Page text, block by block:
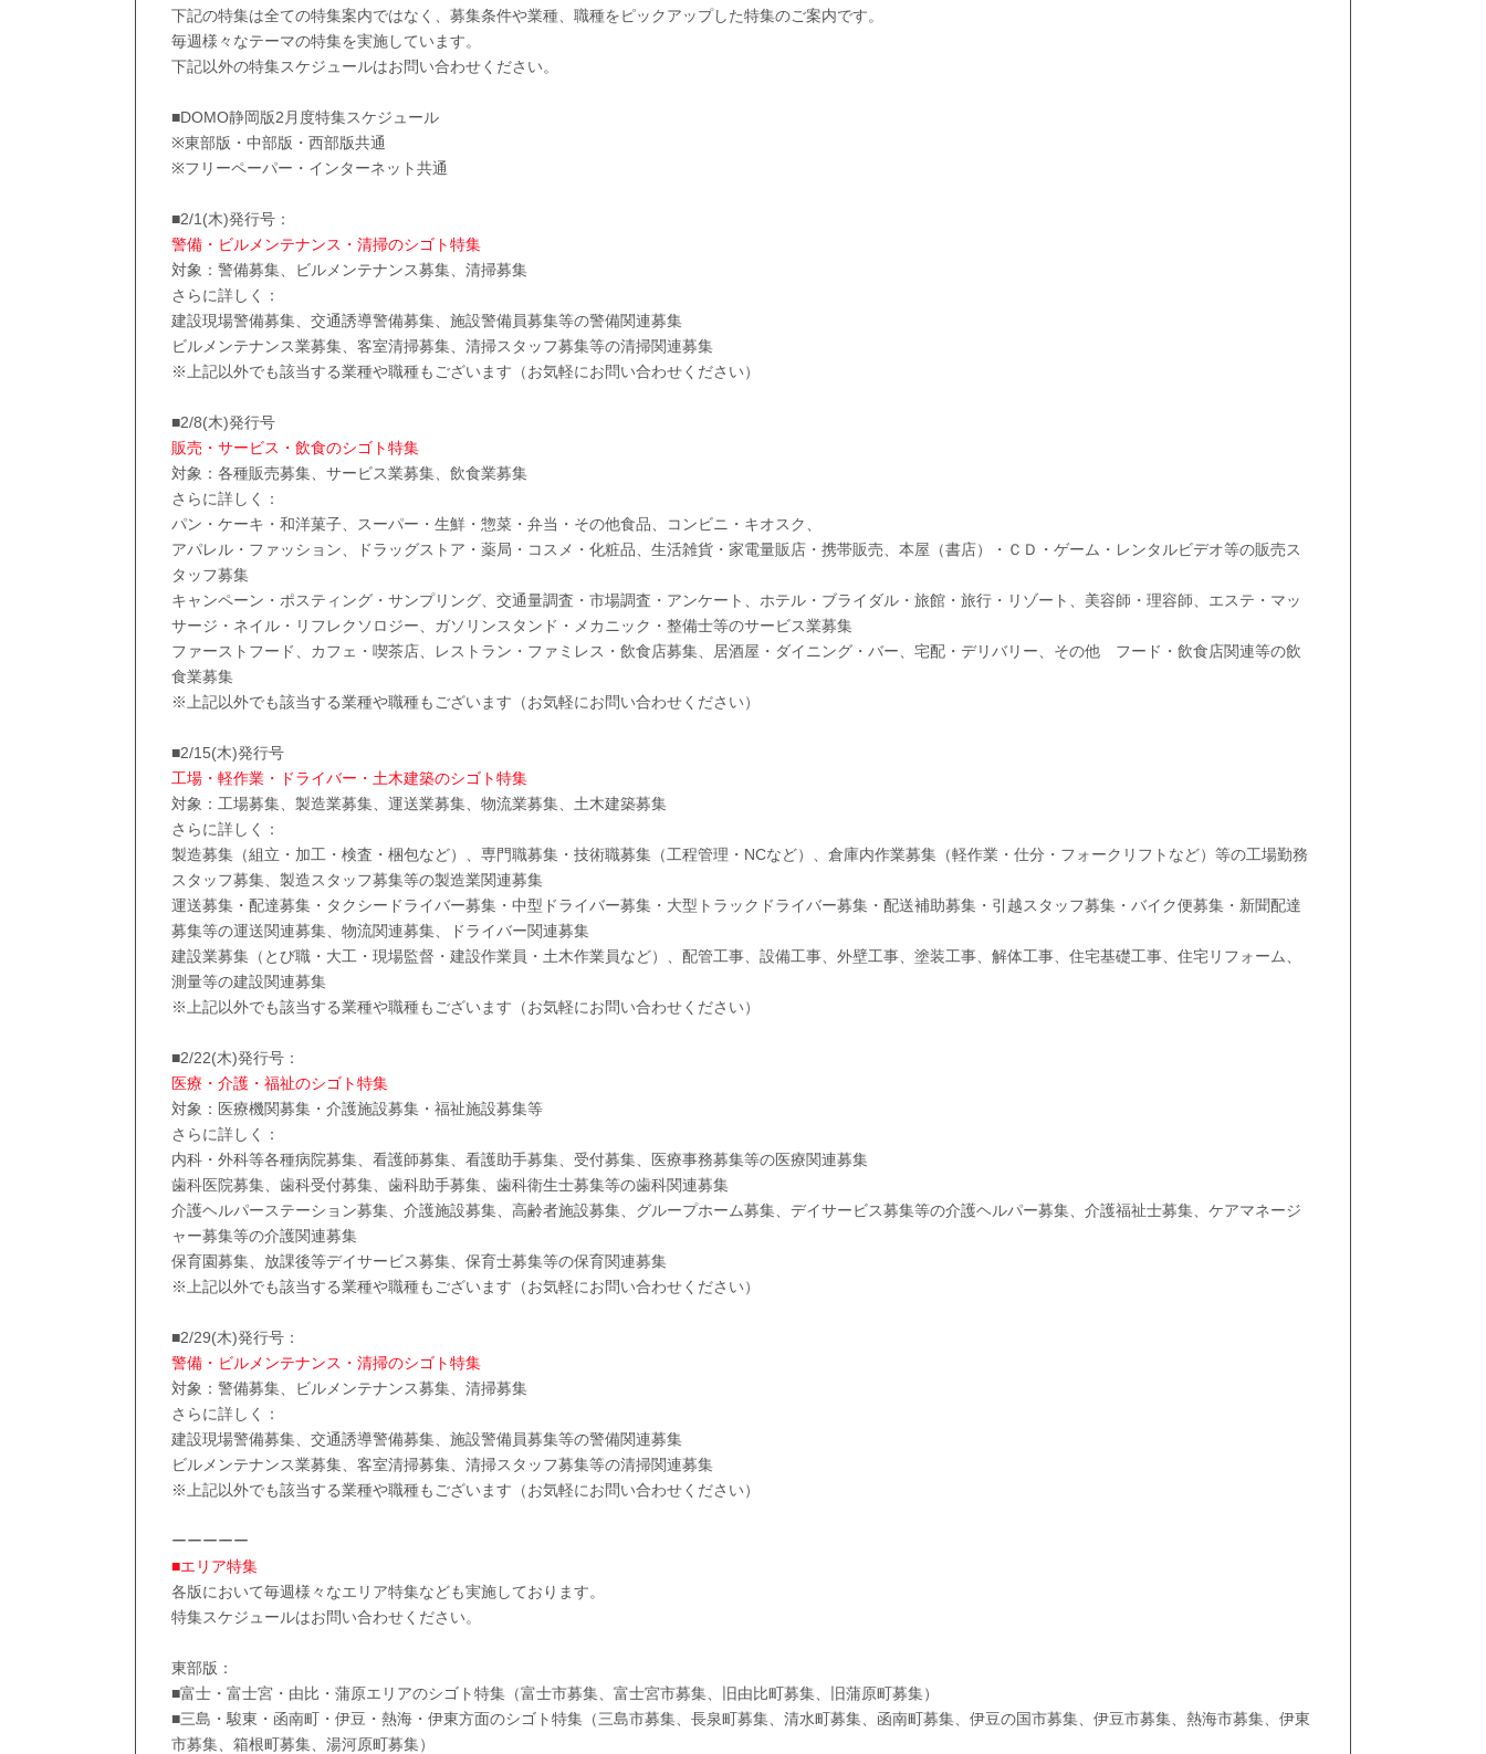
下記の特集は全ての特集案内ではなく、募集条件や業種、職種をピックアップした特集のご案内です。
毎週様々なテーマの特集を実施しています。
下記以外の特集スケジュールはお問い合わせください。
■DOMO静岡版2月度特集スケジュール
※東部版・中部版・西部版共通
※フリーペーパー・インターネット共通
■2/1(木)発行号：
警備・ビルメンテナンス・清掃のシゴト特集
対象：警備募集、ビルメンテナンス募集、清掃募集
さらに詳しく：
建設現場警備募集、交通誘導警備募集、施設警備員募集等の警備関連募集
ビルメンテナンス業募集、客室清掃募集、清掃スタッフ募集等の清掃関連募集
※上記以外でも該当する業種や職種もございます（お気軽にお問い合わせください）
■2/8(木)発行号
販売・サービス・飲食のシゴト特集
対象：各種販売募集、サービス業募集、飲食業募集
さらに詳しく：
パン・ケーキ・和洋菓子、スーパー・生鮮・惣菜・弁当・その他食品、コンビニ・キオスク、
アパレル・ファッション、ドラッグストア・薬局・コスメ・化粧品、生活雑貨・家電量販店・携帯販売、本屋（書店）・ＣＤ・ゲーム・レンタルビデオ等の販売ス
タッフ募集
キャンペーン・ポスティング・サンプリング、交通量調査・市場調査・アンケート、ホテル・ブライダル・旅館・旅行・リゾート、美容師・理容師、エステ・マッ
サージ・ネイル・リフレクソロジー、ガソリンスタンド・メカニック・整備士等のサービス業募集
ファーストフード、カフェ・喫茶店、レストラン・ファミレス・飲食店募集、居酒屋・ダイニング・バー、宅配・デリバリー、その他 フード・飲食店関連等の飲
食業募集
※上記以外でも該当する業種や職種もございます（お気軽にお問い合わせください）
■2/15(木)発行号
工場・軽作業・ドライバー・土木建築のシゴト特集
対象：工場募集、製造業募集、運送業募集、物流業募集、土木建築募集
さらに詳しく：
製造募集（組立・加工・検査・梱包など）、専門職募集・技術職募集（工程管理・NCなど）、倉庫内作業募集（軽作業・仕分・フォークリフトなど）等の工場勤務
スタッフ募集、製造スタッフ募集等の製造業関連募集
運送募集・配達募集・タクシードライバー募集・中型ドライバー募集・大型トラックドライバー募集・配送補助募集・引越スタッフ募集・バイク便募集・新聞配達
募集等の運送関連募集、物流関連募集、ドライバー関連募集
建設業募集（とび職・大工・現場監督・建設作業員・土木作業員など）、配管工事、設備工事、外壁工事、塗装工事、解体工事、住宅基礎工事、住宅リフォーム、
測量等の建設関連募集
※上記以外でも該当する業種や職種もございます（お気軽にお問い合わせください）
■2/22(木)発行号：
医療・介護・福祉のシゴト特集
対象：医療機関募集・介護施設募集・福祉施設募集等
さらに詳しく：
内科・外科等各種病院募集、看護師募集、看護助手募集、受付募集、医療事務募集等の医療関連募集
歯科医院募集、歯科受付募集、歯科助手募集、歯科衛生士募集等の歯科関連募集
介護ヘルパーステーション募集、介護施設募集、高齢者施設募集、グループホーム募集、デイサービス募集等の介護ヘルパー募集、介護福祉士募集、ケアマネージ
ャー募集等の介護関連募集
保育園募集、放課後等デイサービス募集、保育士募集等の保育関連募集
※上記以外でも該当する業種や職種もございます（お気軽にお問い合わせください）
■2/29(木)発行号：
警備・ビルメンテナンス・清掃のシゴト特集
対象：警備募集、ビルメンテナンス募集、清掃募集
さらに詳しく：
建設現場警備募集、交通誘導警備募集、施設警備員募集等の警備関連募集
ビルメンテナンス業募集、客室清掃募集、清掃スタッフ募集等の清掃関連募集
※上記以外でも該当する業種や職種もございます（お気軽にお問い合わせください）
ーーーーー
■エリア特集
各版において毎週様々なエリア特集なども実施しております。
特集スケジュールはお問い合わせください。
東部版：
■富士・富士宮・由比・蒲原エリアのシゴト特集（富士市募集、富士宮市募集、旧由比町募集、旧蒲原町募集）
■三島・駿東・函南町・伊豆・熱海・伊東方面のシゴト特集（三島市募集、長泉町募集、清水町募集、函南町募集、伊豆の国市募集、伊豆市募集、熱海市募集、伊東
市募集、箱根町募集、湯河原町募集）